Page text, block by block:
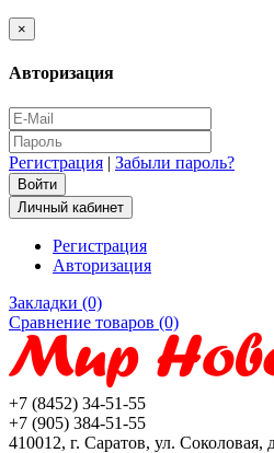
×
Авторизация
Регистрация | Забыли пароль?
Личный кабинет
Регистрация
Авторизация
Закладки (0)
Сравнение товаров (0)
+7 (8452) 34-51-55
+7 (905) 384-51-55
410012, г. Саратов, ул. Соколовая,